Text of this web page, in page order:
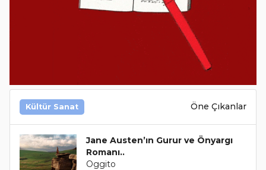
Kültür Sanat Öne Çıkanlar
Jane Austen’ın Gurur ve Önyargı
Romanı..
Oggito